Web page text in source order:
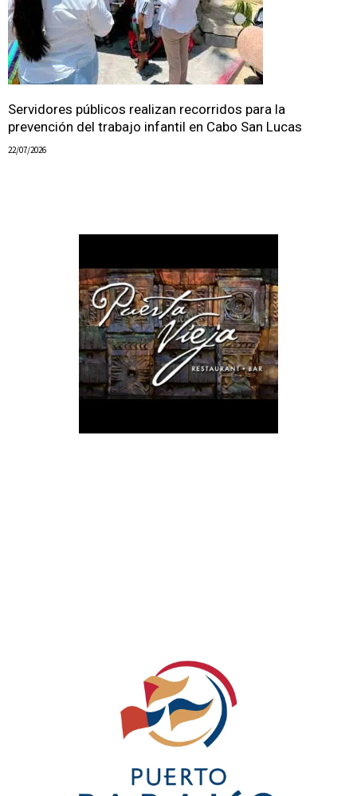
Servidores públicos realizan recorridos para la
prevención del trabajo infantil en Cabo San Lucas
22/07/2026